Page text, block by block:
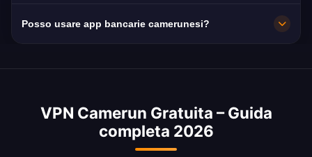
Capacità 10 Gbps. Velocità media di internet in
Camerun ~20 Mbps.
Posso usare app bancarie camerunesi?
e BICEC da qualsiasi luogo.
VPN Camerun Gratuita – Guida
completa 2026